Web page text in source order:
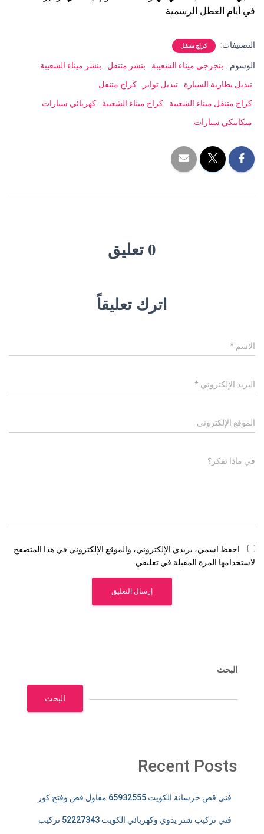
في أيام العطل الرسمية
التصنيفات: كراج متنقل
الوسوم: بنجرجي ميناء الشعيبة بنشر متنقل
بنشر ميناء الشعيبة
تبديل بطارية السيارة
تبديل تواير
كراج متنقل
كراج متنقل ميناء الشعيبة
كراج ميناء الشعيبة
كهربائي سيارات
ميكانيكي سيارات
0 تعليق
اترك تعليقاً
الاسم *
البريد الإلكتروني *
الموقع الإلكتروني
في ماذا تفكر؟
احفظ اسمي، بريدي الإلكتروني، والموقع الإلكتروني في هذا المتصفح
لاستخدامها المرة المقبلة في تعليقي.
البحث
البحث
Recent Posts
فني قص خرسانة الكويت 65932555 مقاول قص وفتح كور
فني تركيب شتر يدوي وكهربائي الكويت 52227343 تركيب